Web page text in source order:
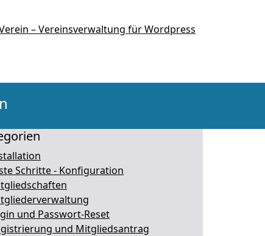
Schritte - Konfiguration
und Passwort-Reset
und Mitgliedsantrag